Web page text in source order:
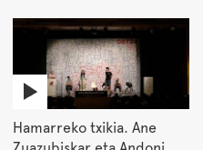
Hamarreko txikia. Ane